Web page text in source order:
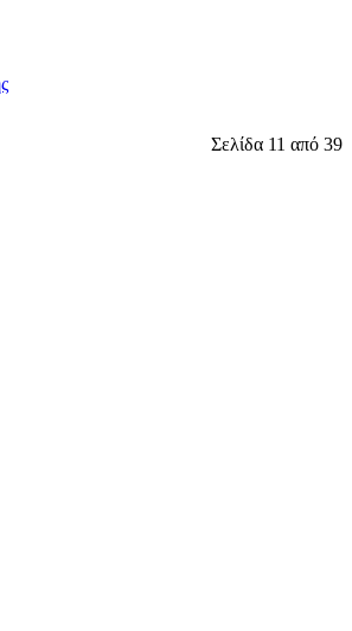
Σελίδα 11 από 39